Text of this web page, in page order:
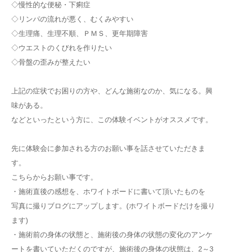
◇慢性的な便秘・下痢症
◇リンパの流れが悪く、むくみやすい
◇生理痛、生理不順、ＰＭＳ、更年期障害
◇ウエストのくびれを作りたい
◇骨盤の歪みが整えたい
上記の症状でお困りの方や、どんな施術なのか、気になる。興
味がある。
などといったという方に、この体験イベントがオススメです。
先に体験会に参加される方のお願い事を話させていただきま
す。
こちらからお願い事です。
・施術直後の感想を、ホワイトボードに書いて頂いたものを
写真に撮りブログにアップします。(ホワイトボードだけを撮り
ます)
・施術前の身体の状態と、施術後の身体の状態の変化のアンケ
ートを書いていただくのですが、施術後の身体の状態は、2～3